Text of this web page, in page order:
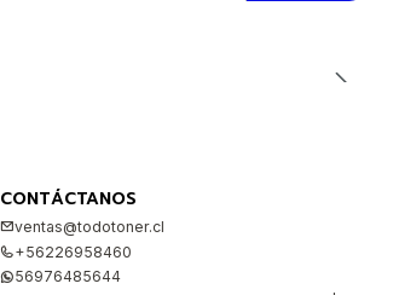
CONTÁCTANOS
ventas@todotoner.cl
+56226958460
56976485644